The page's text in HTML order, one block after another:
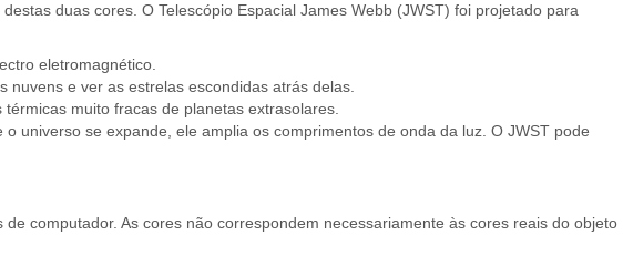
duas cores. O Telescópio Espacial James Webb (JWST) foi projetado para
eletromagnético.
e ver as estrelas escondidas atrás delas.
muito fracas de planetas extrasolares.
universo se expande, ele amplia os comprimentos de onda da luz. O JWST pode
computador. As cores não correspondem necessariamente às cores reais do objeto